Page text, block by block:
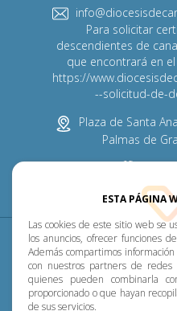
ESTA PÁGINA
Las cookies de este sitio web se
los anuncios, ofrecer funciones
Además compartimos
con nuestros partners de redes
quienes pueden combinarla
proporcionado o que hayan
de sus servicios.
Para solicitar
descendientes de
que encontrará en
https://
--solicitud-de-
Plaza de Santa
Palmas de
Diócesis Pastoral
Transparencia